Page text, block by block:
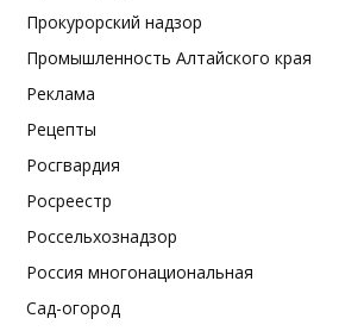
Прокурорский надзор
Промышленность Алтайского края
Реклама
Рецепты
Росгвардия
Росреестр
Россельхознадзор
Россия многонациональная
Сад-огород